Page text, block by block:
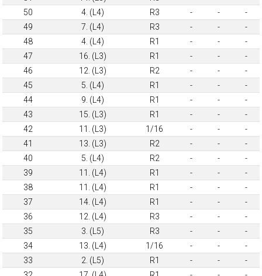
50
4. (L4) R3 - -
-
49
7. (L4) R3 - -
-
48
4. (L4) R1 - -
-
47
16. (L3) R1 - -
-
46
12. (L3) R2 - -
-
45
5. (L4) R1 - -
-
44
9. (L4) R1 - -
-
43
15. (L3) R1 - -
-
42
11. (L3) 1/16 - -
-
41
13. (L3) R2 - -
-
40
5. (L4) R2 - -
-
39
11. (L4) R1 - -
-
38
11. (L4) R1 - -
-
37
14. (L4) R1 - -
-
36
12. (L4) R3 - -
-
35
3. (L5) R3 - -
-
34
13. (L4) 1/16 - -
-
33
2. (L5) R1 - -
-